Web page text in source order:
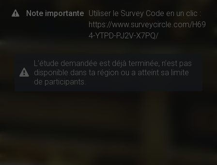
Note importante Utiliser le Survey Code en un clic :
https://www.surveycircle.com/H69
4-YTPD-PJ2V-X7PQ/
L’étude demandée est déjà terminée, n’est pas
disponible dans ta région ou a atteint sa limite
de participants.